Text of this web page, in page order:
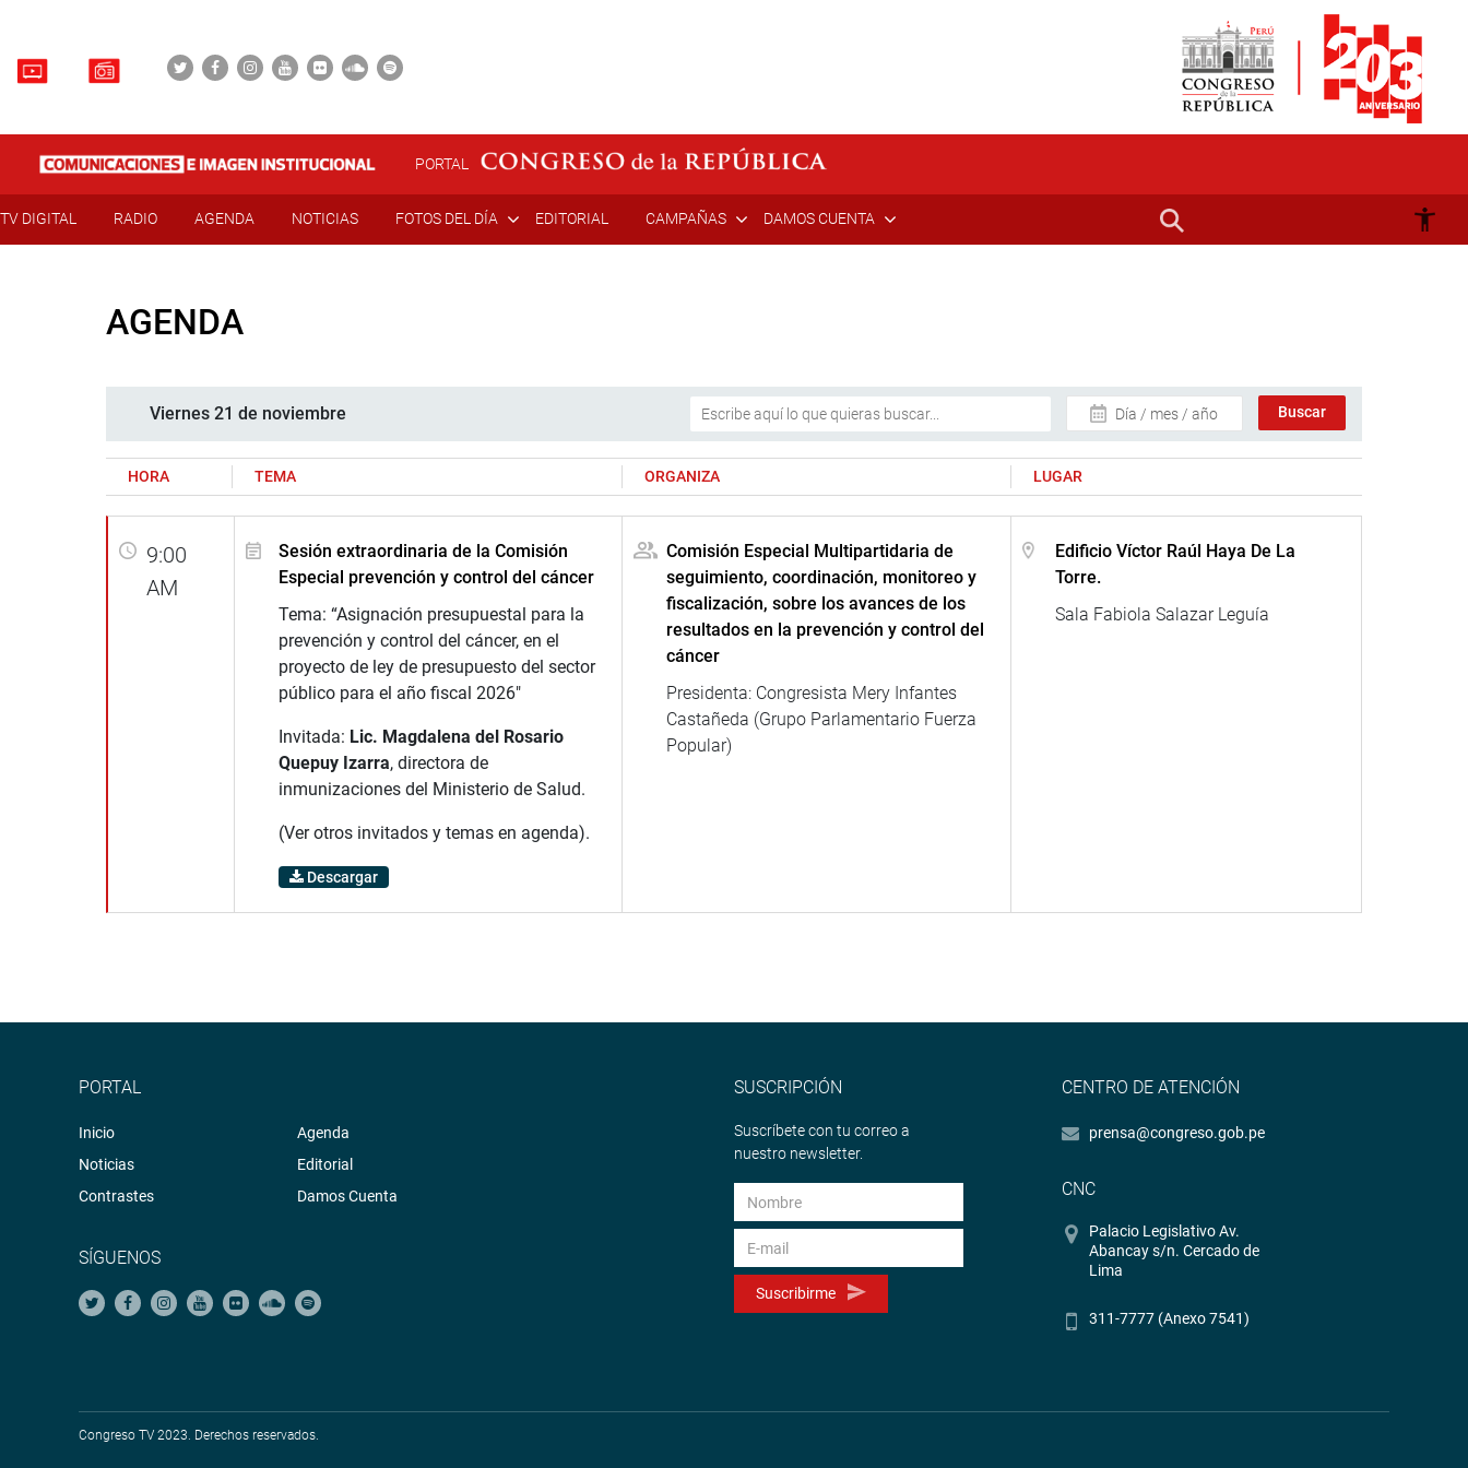
PORTAL
TV DIGITAL RADIO AGENDA NOTICIAS FOTOS DEL DÍA EDITORIAL CAMPAÑAS DAMOS CUENTA
AGENDA
Viernes 21 de noviembre Día / mes / año
HORA TEMA ORGANIZA LUGAR
9:00
AM
Sesión extraordinaria de la Comisión
Especial prevención y control del cáncer
Tema: “Asignación presupuestal para la
prevención y control del cáncer, en el
proyecto de ley de presupuesto del sector
público para el año fiscal 2026″
Invitada: Lic. Magdalena del Rosario
Quepuy Izarra, directora de
inmunizaciones del Ministerio de Salud.
(Ver otros invitados y temas en agenda).
Descargar
Comisión Especial Multipartidaria de
seguimiento, coordinación, monitoreo y
fiscalización, sobre los avances de los
resultados en la prevención y control del
cáncer
Presidenta: Congresista Mery Infantes
Castañeda (Grupo Parlamentario Fuerza
Popular)
Edificio Víctor Raúl Haya De La
Torre.
Sala Fabiola Salazar Leguía
PORTAL
Inicio
Noticias
Contrastes
Agenda
Editorial
Damos Cuenta
SÍGUENOS
SUSCRIPCIÓN
Suscríbete con tu correo a
nuestro newsletter.
Suscribirme
CENTRO DE ATENCIÓN
prensa@congreso.gob.pe
CNC
Palacio Legislativo Av.
Abancay s/n. Cercado de
Lima
311-7777 (Anexo 7541)
Congreso TV 2023. Derechos reservados.